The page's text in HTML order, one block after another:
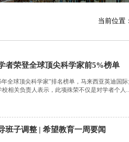
当前位置：
者荣登全球顶尖科学家前5%榜单
年全球顶尖科学家”排名榜单，马来西亚英迪国
校相关负责人表示，此项殊荣不仅是对学者个人
班子调整 | 希望教育一周要闻